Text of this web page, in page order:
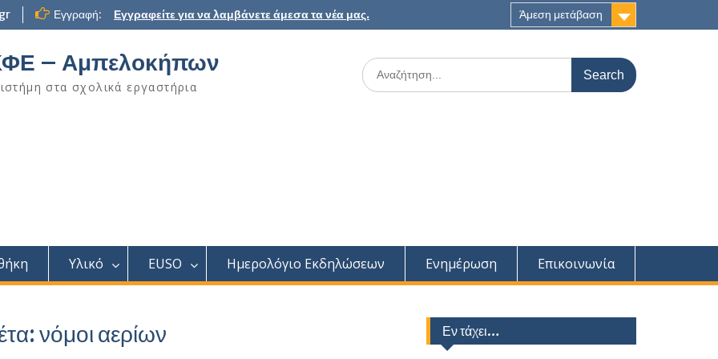
Εγγραφή: Εγγραφείτε για να λαμβάνετε άμεσα τα νέα μας. Άμεση μετάβαση
– Αμπελοκήπων
στα σχολικά εργαστήρια
Search
for:
Υλικό EUSO Ημερολόγιο Εκδηλώσεων Ενημέρωση Επικοινωνία
νόμοι αερίων Εν τάχει…